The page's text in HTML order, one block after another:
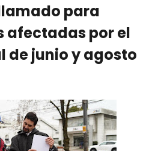
para
afectadas por el
de junio y agosto